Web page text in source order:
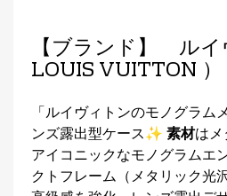
【ブランド】 ル
LOUIS VUITTON ）
「ルイヴィトンのモノグラム
ンズ露出型ケース✨ 素材は
アイコニックなモノグラムエ
クトフレーム（メタリック光